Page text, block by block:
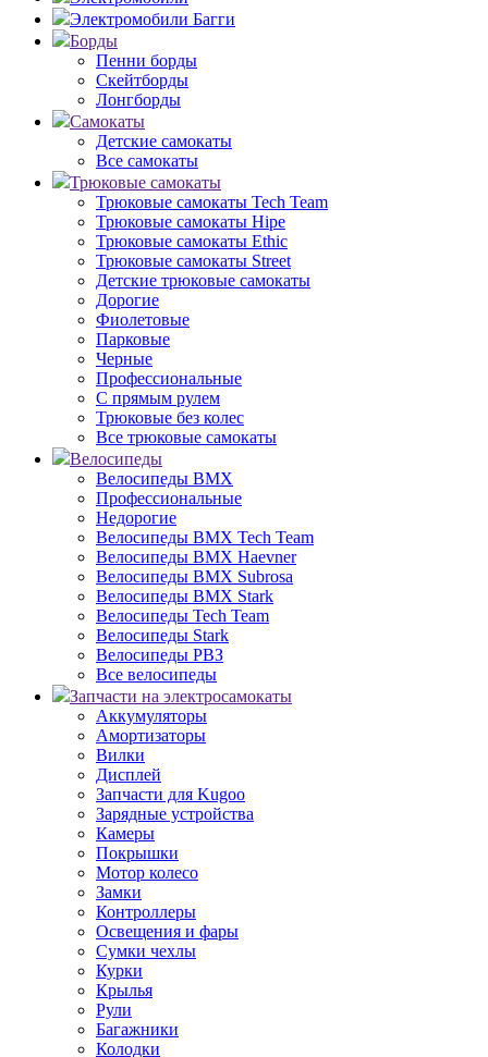
Электромобили Багги
Борды
Пенни борды
Скейтборды
Лонгборды
Самокаты
Детские самокаты
Все самокаты
Трюковые самокаты
Трюковые самокаты Tech Team
Трюковые самокаты Hipe
Трюковые самокаты Ethic
Трюковые самокаты Street
Детские трюковые самокаты
Дорогие
Фиолетовые
Парковые
Черные
Профессиональные
С прямым рулем
Трюковые без колес
Все трюковые самокаты
Велосипеды
Велосипеды BMX
Профессиональные
Недорогие
Велосипеды BMX Tech Team
Велосипеды BMX Haevner
Велосипеды BMX Subrosa
Велосипеды BMX Stark
Велосипеды Tech Team
Велосипеды Stark
Велосипеды РВЗ
Все велосипеды
Запчасти на электросамокаты
Аккумуляторы
Амортизаторы
Вилки
Дисплей
Запчасти для Kugoo
Зарядные устройства
Камеры
Покрышки
Мотор колесо
Замки
Контроллеры
Освещения и фары
Сумки чехлы
Курки
Крылья
Рули
Багажники
Колодки